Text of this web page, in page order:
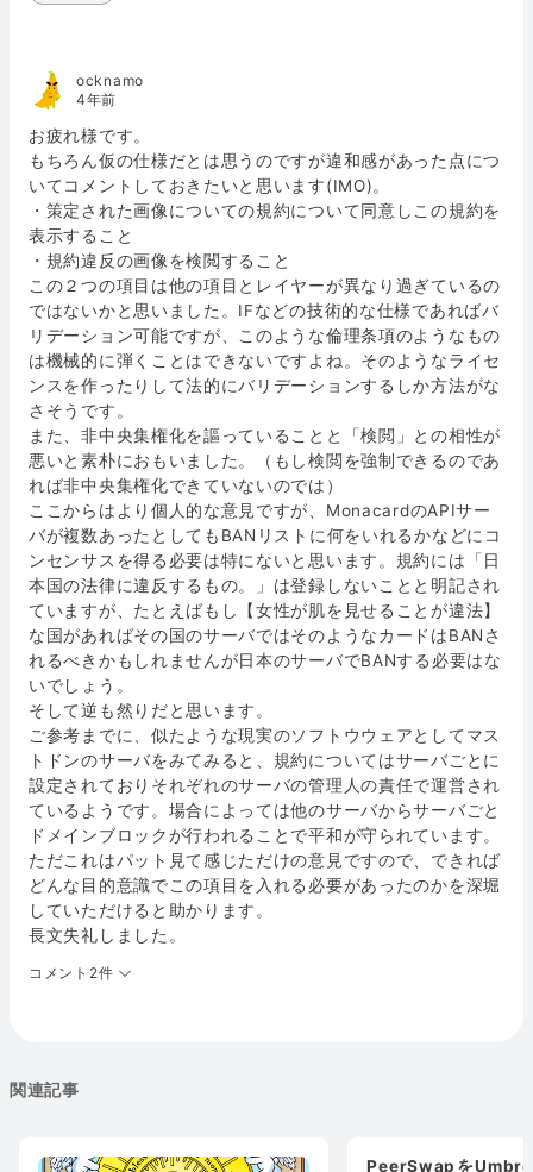
ocknamo
4年前
お疲れ様です。
もちろん仮の仕様だとは思うのですが違和感があった点につ
いてコメントしておきたいと思います(IMO)。
・策定された画像についての規約について同意しこの規約を
表示すること
・規約違反の画像を検閲すること
この２つの項目は他の項目とレイヤーが異なり過ぎているの
ではないかと思いました。IFなどの技術的な仕様であればバ
リデーション可能ですが、このような倫理条項のようなもの
は機械的に弾くことはできないですよね。そのようなライセ
ンスを作ったりして法的にバリデーションするしか方法がな
さそうです。
また、非中央集権化を謳っていることと「検閲」との相性が
悪いと素朴におもいました。（もし検閲を強制できるのであ
れば非中央集権化できていないのでは）
ここからはより個人的な意見ですが、MonacardのAPIサー
バが複数あったとしてもBANリストに何をいれるかなどにコ
ンセンサスを得る必要は特にないと思います。規約には「日
本国の法律に違反するもの。」は登録しないことと明記され
ていますが、たとえばもし【女性が肌を見せることが違法】
な国があればその国のサーバではそのようなカードはBANさ
れるべきかもしれませんが日本のサーバでBANする必要はな
いでしょう。
そして逆も然りだと思います。
ご参考までに、似たような現実のソフトウウェアとしてマス
トドンのサーバをみてみると、規約についてはサーバごとに
設定されておりそれぞれのサーバの管理人の責任で運営され
ているようです。場合によっては他のサーバからサーバごと
ドメインブロックが行われることで平和が守られています。
ただこれはパット見て感じただけの意見ですので、できれば
どんな目的意識でこの項目を入れる必要があったのかを深堀
していただけると助かります。
長文失礼しました。
コメント2件
関連記事
PeerSwapを